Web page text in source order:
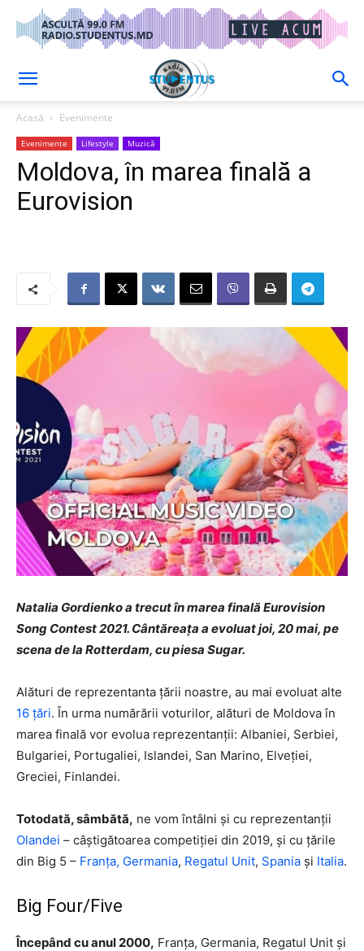
Acasă Evenimente
Evenimente Lifestyle Muzică
Moldova, în marea finală a
Eurovision
Natalia Gordienko a trecut în marea finală Eurovision
Song Contest 2021. Cântăreața a evoluat joi, 20 mai, pe
scena de la Rotterdam, cu piesa Sugar.
Alături de reprezentanta țării noastre, au mai evoluat alte
16 țări. În urma numărării voturilor, alături de Moldova în
marea finală vor evolua reprezentanții: Albaniei, Serbiei,
Bulgariei, Portugaliei, Islandei, San Marino, Elveției,
Greciei, Finlandei.
Totodată, sâmbătă, ne vom întâlni și cu reprezentanții
Olandei – câștigătoarea competiției din 2019, și cu țările
din Big 5 – Franța, Germania, Regatul Unit, Spania și Italia.
Big Four/Five
Începând cu anul 2000, Franța, Germania, Regatul Unit și